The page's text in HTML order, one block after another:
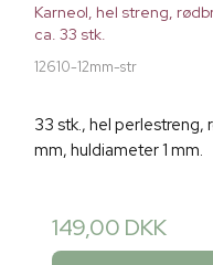
Karneol, hel streng,
ca. 33 stk.
12610-12mm-str
33 stk., hel
mm, huldiameter 1 mm.
149,00 DKK